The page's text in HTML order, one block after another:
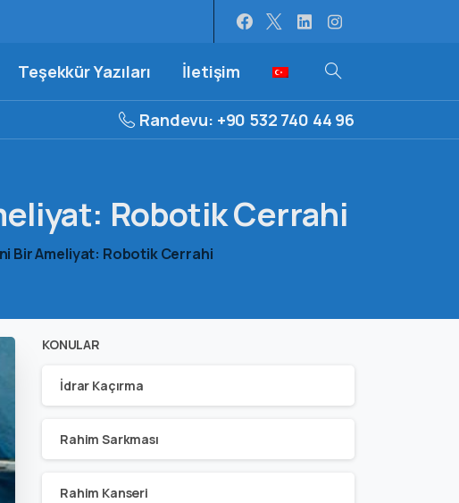
Teşekkür Yazıları İletişim
Randevu: +90 532 740 44 96
RobotikCerrahi
Bir Ameliyat: Robotik Cerrahi
KONULAR
İdrar Kaçırma
Rahim Sarkması
Rahim Kanseri